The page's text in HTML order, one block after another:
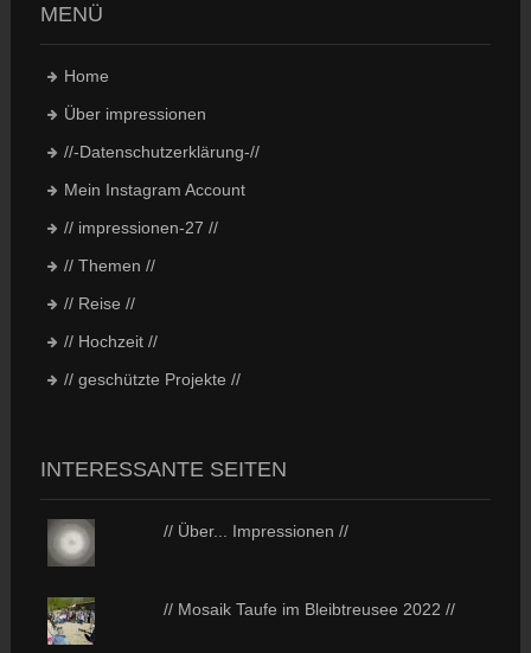
MENÜ
Home
Über impressionen
//-Datenschutzerklärung-//
Mein Instagram Account
// impressionen-27 //
// Themen //
// Reise //
// Hochzeit //
// geschützte Projekte //
INTERESSANTE SEITEN
// Über... Impressionen //
// Mosaik Taufe im Bleibtreusee 2022 //